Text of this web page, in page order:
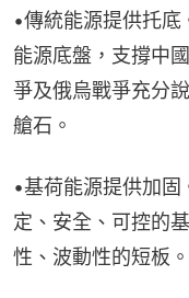
•傳統能源提供托
能源底盤，支撐中
爭及俄烏戰爭充分
艙石。
•基荷能源提供加
定、安全、可控的
性、波動性的短板。